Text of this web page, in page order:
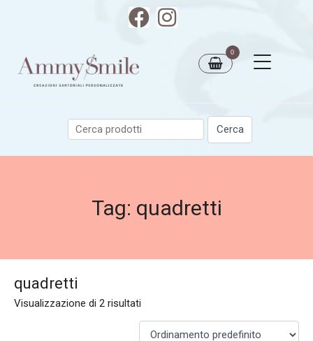
0
Tag: quadretti
quadretti
Visualizzazione di 2 risultati